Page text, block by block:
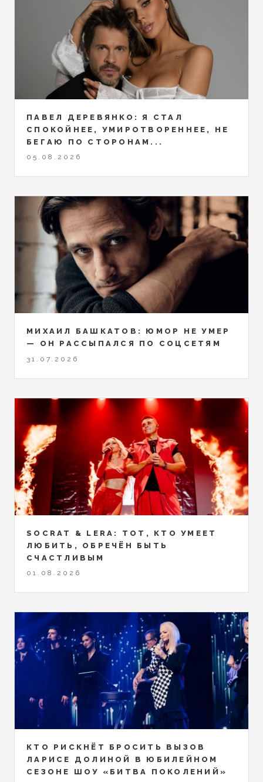
ПАВЕЛ ДЕРЕВЯНКО: Я СТАЛ
СПОКОЙНЕЕ, УМИРОТВОРЕННЕЕ, НЕ
БЕГАЮ ПО СТОРОНАМ...
05.08.2026
МИХАИЛ БАШКАТОВ: ЮМОР НЕ УМЕР
— ОН РАССЫПАЛСЯ ПО СОЦСЕТЯМ
31.07.2026
SOCRAT & LERA: ТОТ, КТО УМЕЕТ
ЛЮБИТЬ, ОБРЕЧЁН БЫТЬ
СЧАСТЛИВЫМ
01.08.2026
КТО РИСКНЁТ БРОСИТЬ ВЫЗОВ
ЛАРИСЕ ДОЛИНОЙ В ЮБИЛЕЙНОМ
СЕЗОНЕ ШОУ «БИТВА ПОКОЛЕНИЙ»